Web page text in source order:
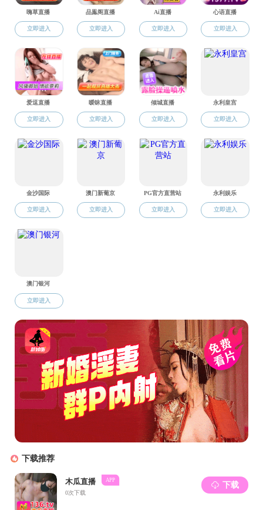
学科竞赛
实习实践基地
教学质量评估
教学教改
虚拟仿真实验
实验室安全
教学工作简报
教育教学中心